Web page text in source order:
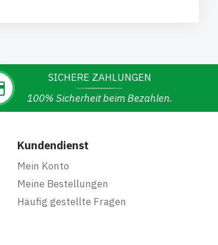
SICHERE ZAHLUNGEN
100% Sicherheit beim Bezahlen.
Kundendienst
Mein Konto
Meine Bestellungen
Häufig gestellte Fragen